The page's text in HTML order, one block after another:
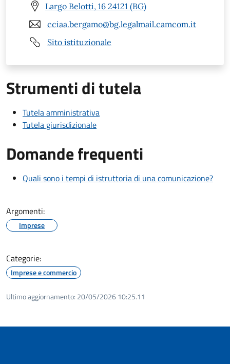
Largo Belotti, 16 24121 (BG)
cciaa.bergamo@bg.legalmail.camcom.it
Sito istituzionale
Strumenti di tutela
Tutela amministrativa
Tutela giurisdizionale
Domande frequenti
Quali sono i tempi di istruttoria di una comunicazione?
Argomenti:
Imprese
Categorie:
Imprese e commercio
Ultimo aggiornamento: 20/05/2026 10:25.11